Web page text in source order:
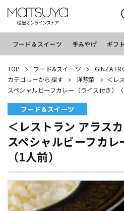
フード＆スイーツ 手みやげ ギフト
TOP フード&スイーツ
GINZA
カテゴリーから探す
洋惣菜
＜レ
スペシャルビーフカレー（ライス付き）（
フード＆スイーツ
＜レストラン アラス
スペシャルビーフカレ
（1人前）